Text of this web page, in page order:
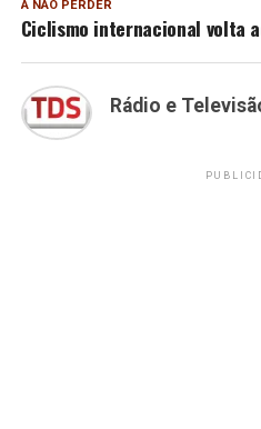
A NÃO PERDER
Ciclismo internacional volta
Rádio e